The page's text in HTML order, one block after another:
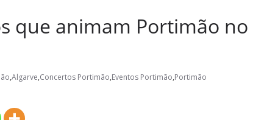
que animam Portimão no
,Algarve,Concertos Portimão,Eventos Portimão,Portimão